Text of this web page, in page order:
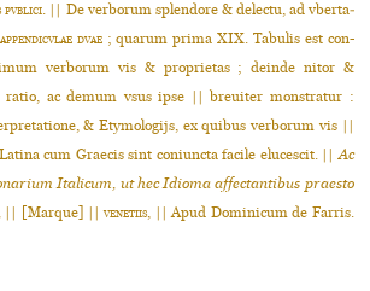
pvblici. || De verborum splendore & delectu, ad vberta­
appendicvlae dvae; quarum prima XIX. Tabulis est con-
verborum vis & proprietas ; deinde nitor &
ratio, ac demum vsus ipse || breuiter monstratur :
& Etymologijs, ex quibus verborum vis ||
cum Graecis sint coniuncta facile eluces­cit. ||Ac
Italicum, ut hec Idioma affectantibus praesto
|| [Marque] ||venetiis, || Apud Dominicum de Farris.